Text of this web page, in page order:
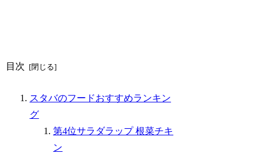
目次
スタバのフードおすすめランキン
グ
第4位サラダラップ 根菜チキ
ン